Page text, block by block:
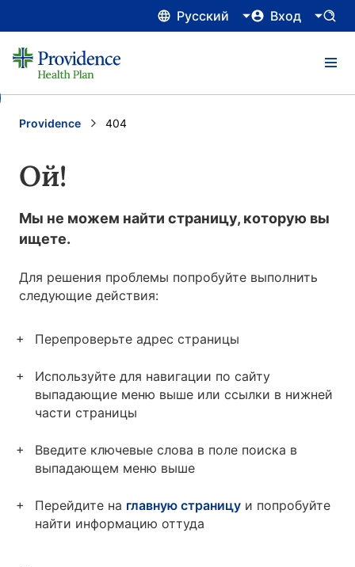
Русский Вход
Providence Current:
404
Ой!
Мы не можем найти страницу, которую вы
ищете.
Для решения проблемы попробуйте выполнить
следующие действия:
Перепроверьте адрес страницы
Используйте для навигации по сайту
выпадающие меню выше или ссылки в нижней
части страницы
Введите ключевые слова в поле поиска в
выпадающем меню выше
Перейдите на главную страницу и попробуйте
найти информацию оттуда